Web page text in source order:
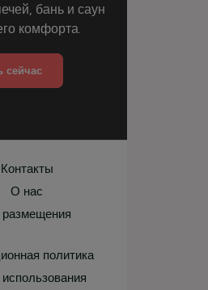
бань и саун
комфорта.
сейчас
Контакты
О нас
политика